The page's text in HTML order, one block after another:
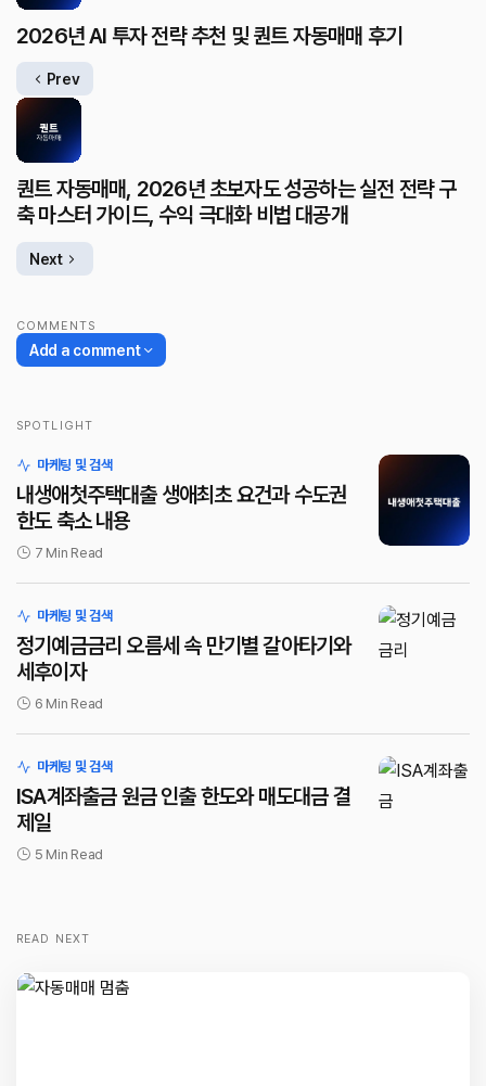
2026년 AI 투자 전략 추천 및 퀀트 자동매매 후기
Prev
퀀트 자동매매, 2026년 초보자도 성공하는 실전 전략 구
축 마스터 가이드, 수익 극대화 비법 대공개
Next
COMMENTS
Add a comment
SPOTLIGHT
마케팅 및 검색
내생애첫주택대출 생애최초 요건과 수도권
한도 축소 내용
7 Min Read
마케팅 및 검색
정기예금금리 오름세 속 만기별 갈아타기와
세후이자
6 Min Read
마케팅 및 검색
ISA계좌출금 원금 인출 한도와 매도대금 결
제일
5 Min Read
READ NEXT